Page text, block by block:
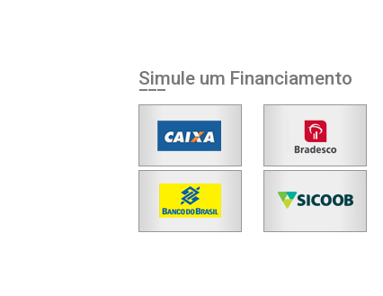
Simule um Financiamento